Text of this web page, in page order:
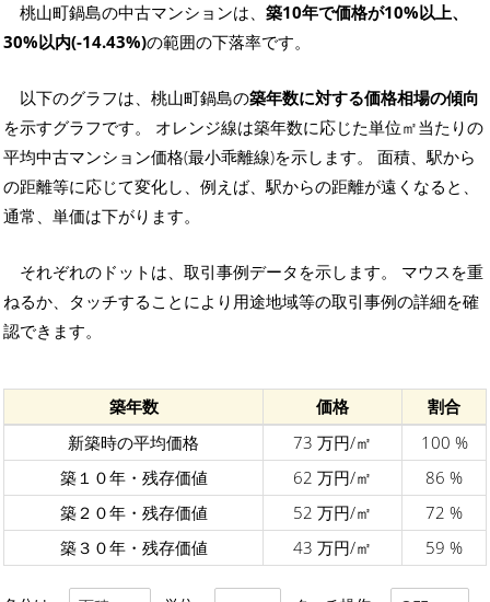
桃山町鍋島の中古マンションは、 築10年で価格が10%以上、
30%以内(-14.43%)の範囲の下落率です。
以下のグラフは、桃山町鍋島の築年数に対する価格相場の傾向
を示すグラフです。 オレンジ線は築年数に応じた単位㎡当たりの
平均中古マンション価格(最小乖離線)を示します。 面積、駅から
の距離等に応じて変化し、例えば、駅からの距離が遠くなると、
通常、単価は下がります。
それぞれのドットは、取引事例データを示します。 マウスを重
ねるか、タッチすることにより用途地域等の取引事例の詳細を確
認できます。
築年数 価格
割合
新築時の平均価格
73 万円/㎡
100 %
築１０年・残存価値
62 万円/㎡
86 %
築２０年・残存価値
52 万円/㎡
72 %
築３０年・残存価値
43 万円/㎡ 59 %